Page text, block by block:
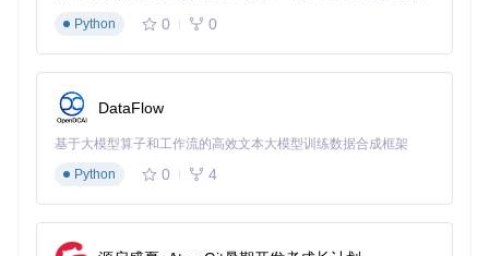
刷新网盘页面，工具即可生效。
⚠️注意：安装脚本时，请确保来源可靠，避免安装恶意脚本。
深度体验：使用网盘加速工具的实际感受
界面体验
成干扰。在网盘页面加载完成后，工具会自动在页面中添加一
个“获取直链”按钮。点击该按钮，工具会快速解析文件的真实
下载地址，并提供多种下载方式供你选择。
Python
0 0
DataFlow
基于大模型算子和工作流的高效文本大模型训练数据合成框架
Python
0 4